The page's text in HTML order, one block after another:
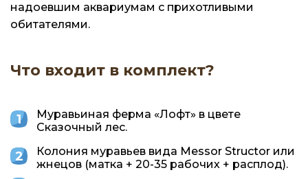
надоевшим аквариумам с прихотливыми
обитателями.
Что входит в комплект?
Муравьиная ферма «Лофт» в цвете
Сказочный лес.
Колония муравьев вида Messor Structor или
жнецов (матка + 20-35 рабочих + расплод).